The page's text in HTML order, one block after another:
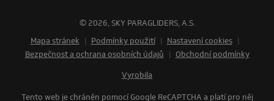
© 2026, SKY PARAGLIDERS, A.S.
Mapa stránek | Podmínky použití | Nastavení cookies |
Bezpečnost a ochrana osobních údajů | Obchodní podmínky
vyrobila
Tento web je chráněn pomocí Google ReCAPTCHA a platí pro něj